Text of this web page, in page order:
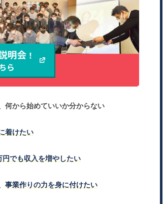
何から始めていいか分からない
着けたい
円でも収入を増やしたい
事業作りの力を身に付けたい